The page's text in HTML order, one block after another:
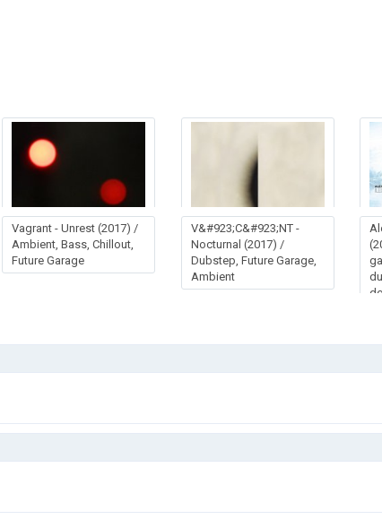
Vagrant - Unrest (2017) /
Ambient, Bass, Chillout,
Future Garage
V&#923;C&#923;NT -
Nocturnal (2017) /
Dubstep, Future Garage,
Ambient